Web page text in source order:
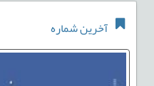
آخرین شماره